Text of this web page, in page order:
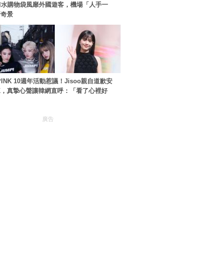
購物袋風靡外國遊客，機場「人手一
景
10週年活動惹議！Jisoo親自道歉安
真摯心聲讓韓網直呼：「看了心裡好
廣告